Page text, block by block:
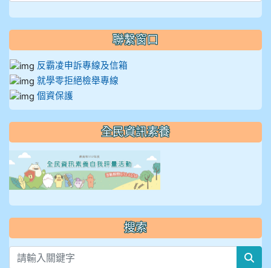
聯繫窗口
反霸凌申訴專線及信箱
就學零拒絕檢舉專線
個資保護
全民資訊素養
搜索